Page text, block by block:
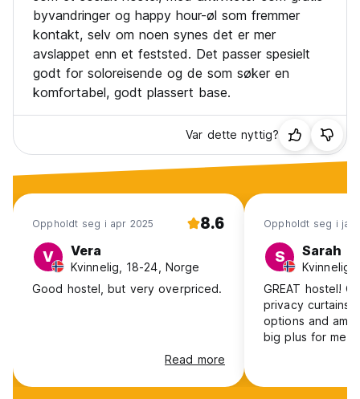
byvandringer og happy hour-øl som fremmer
kontakt, selv om noen synes det er mer
avslappet enn et feststed. Det passer spesielt
godt for soloreisende og de som søker en
komfortabel, godt plassert base.
Var dette nyttig?
Oppholdt seg i apr 2025 8.6
V Vera
Kvinnelig, 18-24, Norge
Good hostel, but very overpriced.
Read more
Oppholdt seg i jan
S Sarah
Kvinnelig,
GREAT hostel!
privacy curtains,
options and
big plus for me
and the small